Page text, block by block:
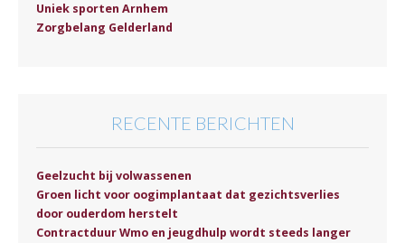
Uniek sporten Arnhem
Zorgbelang Gelderland
RECENTE BERICHTEN
Geelzucht bij volwassenen
Groen licht voor oogimplantaat dat gezichtsverlies
door ouderdom herstelt
Contractduur Wmo en jeugdhulp wordt steeds langer